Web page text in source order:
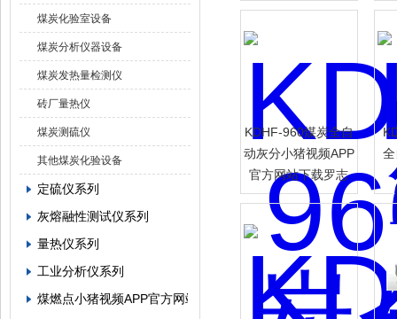
煤炭化验室设备
煤炭分析仪器设备
煤炭发热量检测仪
砖厂量热仪
煤炭测硫仪
其他煤炭化验设备
定硫仪系列
灰熔融性测试仪系列
量热仪系列
工业分析仪系列
煤燃点小猪视频APP官方网站下载罗志祥
KDHF-960煤炭全自
动灰分小猪视频APP
官方网站下载罗志
祥